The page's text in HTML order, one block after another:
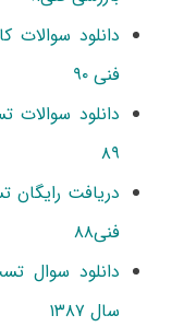
دانلود سوالات
فنی ۹۰
دانلود
۸۹
دریافت رایگان
فنی۸۸
دانلود سوال
سال ۱۳۸۷